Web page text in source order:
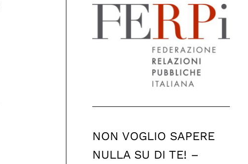
NON VOGLIO SAPERE
NULLA SU DI TE! –